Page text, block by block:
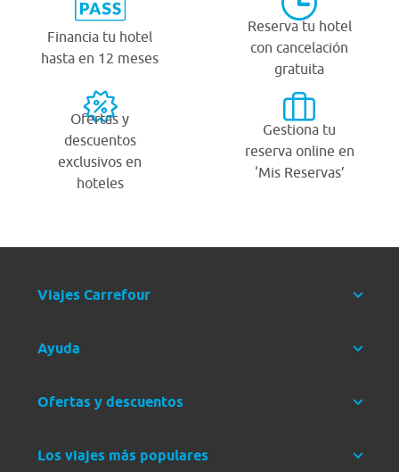
Financia tu hotel
hasta en 12 meses
Reserva tu hotel
con cancelación
gratuita
Ofertas y
descuentos
exclusivos en
hoteles
Gestiona tu
reserva online en
‘Mis Reservas’
Viajes Carrefour
Ayuda
Ofertas y descuentos
Los viajes más populares